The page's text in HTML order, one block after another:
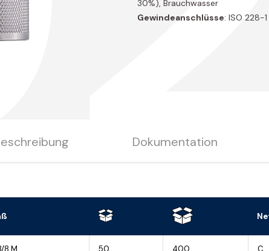
30%), Brauchwasser
Gewindeanschlüsse: ISO 228-1
Dokumentation
8 M 50 400 C